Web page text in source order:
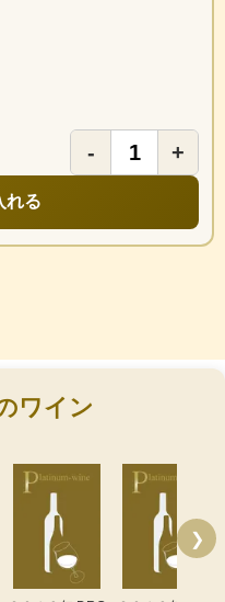
- +
れる
ワイン
❯